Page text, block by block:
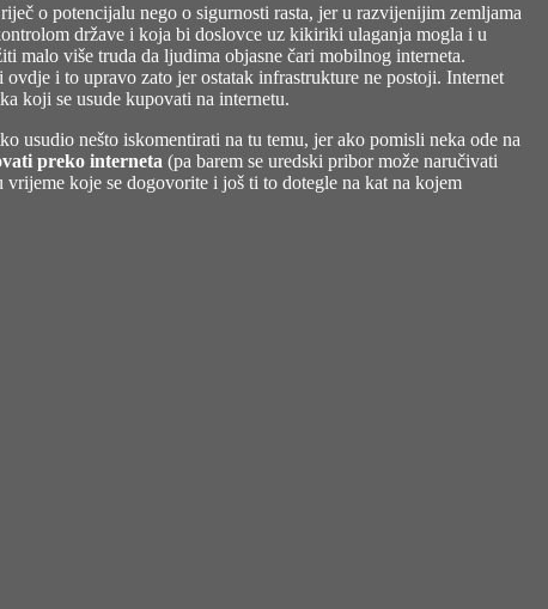
o potencijalu nego o sigurnosti rasta, jer u razvijenijim zemljama
države i koja bi doslovce uz kikiriki ulaganja mogla i u
malo više truda da ljudima objasne čari mobilnog interneta.
i to upravo zato jer ostatak infrastrukture ne postoji. Internet
koji se usude kupovati na internetu.
usudio nešto iskomentirati na tu temu, jer ako pomisli neka ode na
preko interneta (pa barem se uredski pribor može naručivati
koje se dogovorite i još ti to dotegle na kat na kojem